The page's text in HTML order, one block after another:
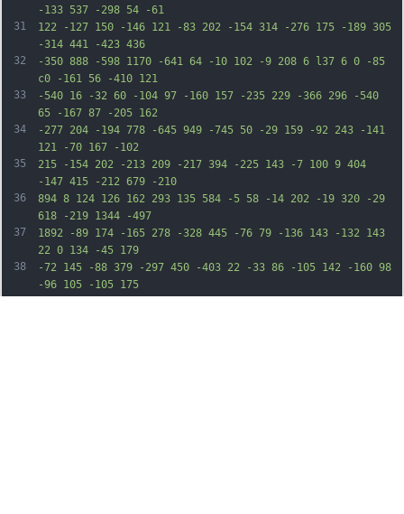
31
32
33
34
35
36
37
38
39
-133 537 -298 54 -61
122 -127 150 -146 121 -83 202 -154 314 -276 175 -189 305
-314 441 -423 436
-350 888 -598 1170 -641 64 -10 102 -9 208 6 l37 6 0 -85
c0 -161 56 -410 121
-540 16 -32 60 -104 97 -160 157 -235 229 -366 296 -540
65 -167 87 -205 162
-277 204 -194 778 -645 949 -745 50 -29 159 -92 243 -141
121 -70 167 -102
215 -154 202 -213 209 -217 394 -225 143 -7 100 9 404
-147 415 -212 679 -210
894 8 124 126 162 293 135 584 -5 58 -14 202 -19 320 -29
618 -219 1344 -497
1892 -89 174 -165 278 -328 445 -76 79 -136 143 -132 143
22 0 134 -45 179
-72 145 -88 379 -297 450 -403 22 -33 86 -105 142 -160 98
-96 105 -105 175